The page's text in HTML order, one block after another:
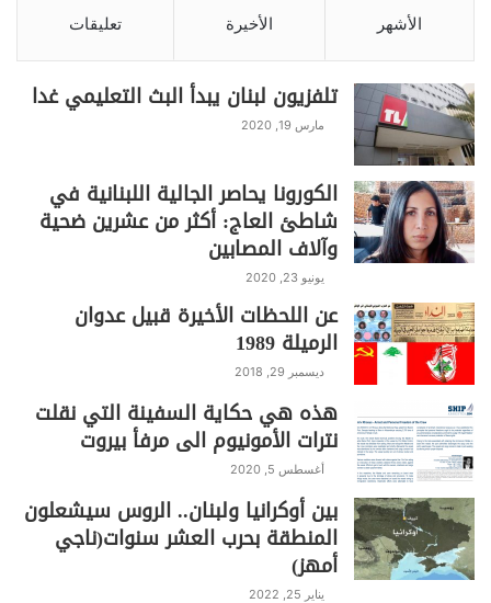
F
a
c
e
b
o
o
k
T
w
itt
er
W
h
at
s
p
p
T
el
e
gr
a
m
Pr
in
t
C
o
p
n
k
S
ar
عاجل
الأشهر الأخيرة تعليقات
تلفزيون لبنان يبدأ البث التعليمي غدا
مارس 19, 2020
الكورونا يحاصر الجالية اللبنانية في
شاطئ العاج: أكثر من عشرين ضحية
وآلاف المصابين
يونيو 23, 2020
عن اللحظات الأخيرة قبيل عدوان
الرميلة 1989
ديسمبر 29, 2018
هذه هي حكاية السفينة التي نقلت
نترات الأمونيوم الى مرفأ بيروت
أغسطس 5, 2020
بين أوكرانيا ولبنان.. الروس سيشعلون
المنطقة بحرب العشر سنوات(ناجي
أمهز)
يناير 25, 2022